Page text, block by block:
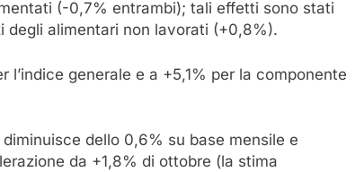
(-0,7% entrambi); tali effetti sono stati
degli alimentari non lavorati (+0,8%).
generale e a +5,1% per la componente
dello 0,6% su base mensile e
da +1,8% di ottobre (la stima